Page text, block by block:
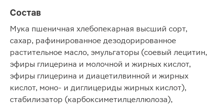
Состав
Мука пшеничная хлебопекарная высший сорт,
сахар, рафинированное дезодорированное
растительное масло, эмульгаторы (соевый лецитин,
эфиры глицерина и молочной и жирных кислот,
эфиры глицерина и диацетилвинной и жирных
кислот, моно- и диглицериды жирных кислот),
стабилизатор (карбоксиметилцеллюлоза),